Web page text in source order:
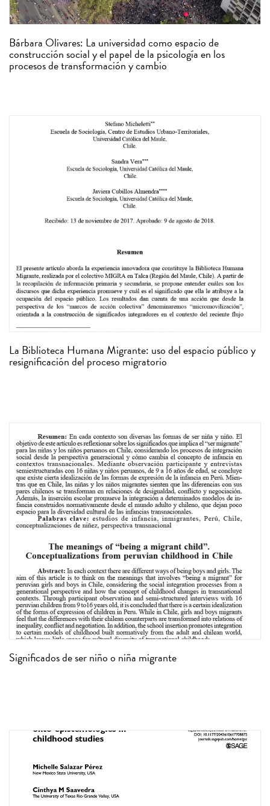
Bárbara Olivares: La universidad como espacio de
construcción social y el papel de la psicología en los
procesos de transformación y cambio
La Biblioteca Humana Migrante: uso del espacio público y
resignificación del proceso migratorio
Significados de ser niño o niña migrante